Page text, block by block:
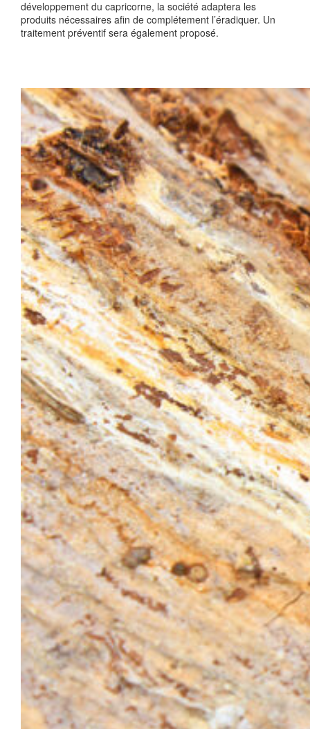
développement du capricorne, la société adaptera les
produits nécessaires afin de complétement l’éradiquer. Un
traitement préventif sera également proposé.